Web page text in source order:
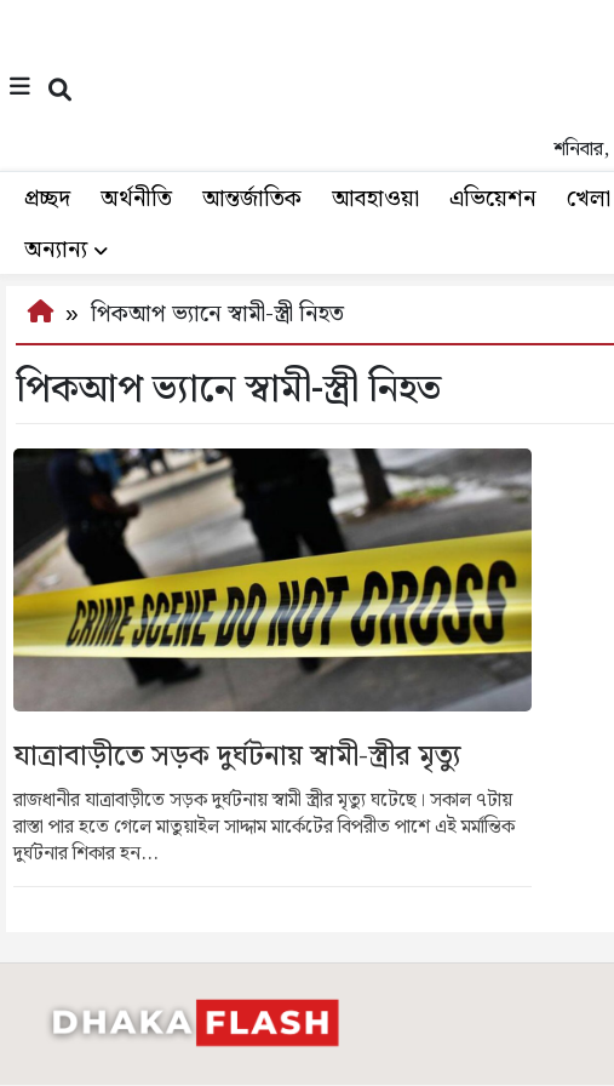
শনিবার,
প্রচ্ছদ অর্থনীতি আন্তর্জাতিক আবহাওয়া এভিয়েশন খেলা
অন্যান্য
পিকআপ ভ্যানে স্বামী-স্ত্রী নিহত
পিকআপ ভ্যানে স্বামী-স্ত্রী নিহত
যাত্রাবাড়ীতে সড়ক দুর্ঘটনায় স্বামী-স্ত্রীর মৃত্যু
রাজধানীর যাত্রাবাড়ীতে সড়ক দুর্ঘটনায় স্বামী স্ত্রীর মৃত্যু ঘটেছে। সকাল ৭টায়
রাস্তা পার হতে গেলে মাতুয়াইল সাদ্দাম মার্কেটের বিপরীত পাশে এই মর্মান্তিক
দুর্ঘটনার শিকার হন...